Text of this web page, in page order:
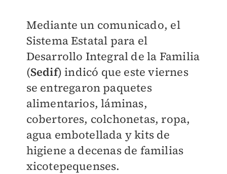
Mediante un comunicado, el
Sistema Estatal para el
Desarrollo Integral de la Familia
(Sedif) indicó que este viernes
se entregaron paquetes
alimentarios, láminas,
cobertores, colchonetas, ropa,
agua embotellada y kits de
higiene a decenas de familias
xicotepequenses.